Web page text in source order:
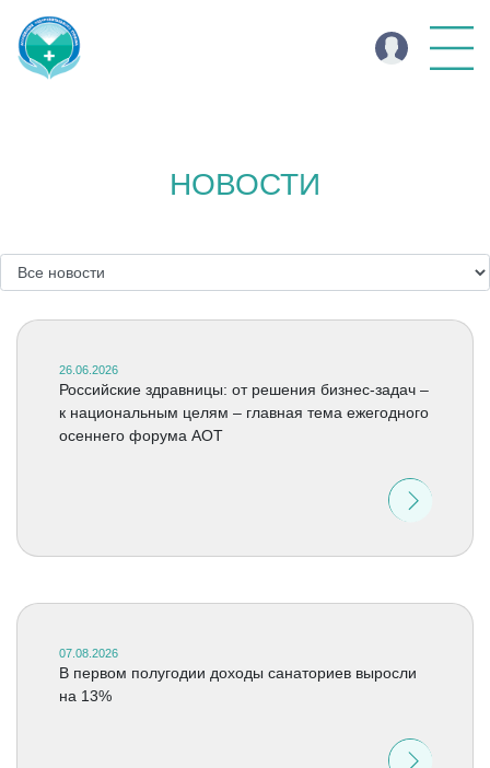
НОВОСТИ
26.06.2026
Российские здравницы: от решения бизнес-задач –
к национальным целям – главная тема ежегодного
осеннего форума АОТ
07.08.2026
В первом полугодии доходы санаториев выросли
на 13%